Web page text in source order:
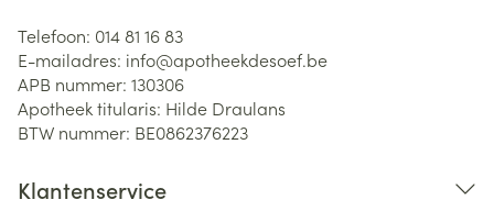
Telefoon: 014 81 16 83
E-mailadres: info@apotheekdesoef.be
APB nummer: 130306
Apotheek titularis: Hilde Draulans
BTW nummer: BE0862376223
Klantenservice